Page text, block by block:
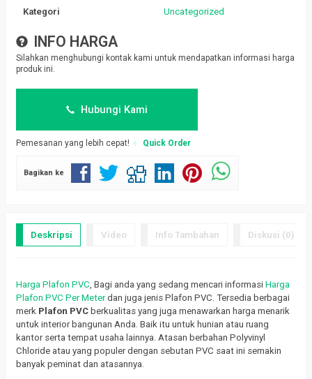
Kategori Uncategorized
INFO HARGA
Silahkan menghubungi kontak kami untuk mendapatkan informasi harga
produk ini.
Hubungi Kami
Pemesanan yang lebih cepat! Quick Order
Bagikan ke
Deskripsi Video Info Tambahan Diskusi (0)
Harga Plafon PVC, Bagi anda yang sedang mencari informasi Harga
Plafon PVC Per Meterdan juga jenis Plafon PVC. Tersedia berbagai
merk Plafon PVC berkualitas yang juga menawarkan harga menarik
untuk interior bangunan Anda. Baik itu untuk hunian atau ruang
kantor serta tempat usaha lainnya. Atasan berbahan Polyvinyl
Chloride atau yang populer dengan sebutan PVC saat ini semakin
banyak peminat dan atasannya.